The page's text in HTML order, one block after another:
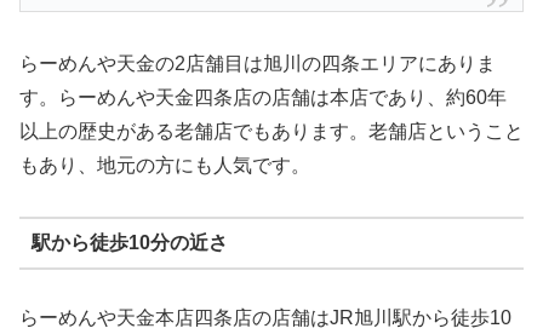
らーめんや天金の2店舗目は旭川の四条エリアにありま
す。らーめんや天金四条店の店舗は本店であり、約60年
以上の歴史がある老舗店でもあります。老舗店ということ
もあり、地元の方にも人気です。
駅から徒歩10分の近さ
らーめんや天金本店四条店の店舗はJR旭川駅から徒歩10